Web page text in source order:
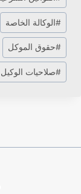
#الوكالة الخاصة
#حقوق الموكل
#صلاحيات الوكيل